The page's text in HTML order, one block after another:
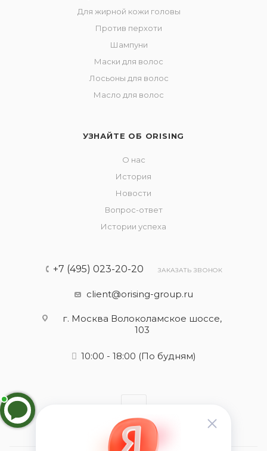
Для жирной кожи головы
Против перхоти
Шампуни
Маски для волос
Лосьоны для волос
Масло для волос
УЗНАЙТЕ ОБ ORISING
О нас
История
Новости
Вопрос-ответ
Истории успеха
+7 (495) 023-20-20 ЗАКАЗАТЬ ЗВОНОК
client@orising-group.ru
г. Москва Волоколамское шоссе,
103
10:00 - 18:00 (По будням)